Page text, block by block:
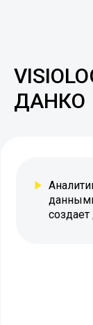
ДАНКО